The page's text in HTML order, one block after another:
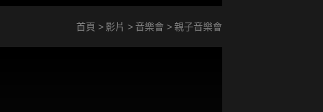
首頁 影片 音樂會 親子音樂會